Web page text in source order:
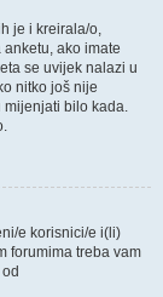
je i kreirala/o,
ako imate
se uvijek nalazi u
nitko još nije
mijenjati bilo kada.
e korisnici/e i(li)
forumima treba vam